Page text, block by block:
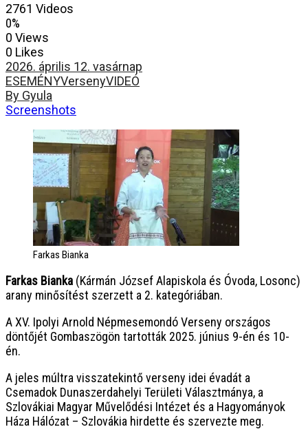
2761 Videos
0%
0 Views
0 Likes
2026. április 12. vasárnap
ESEMÉNYVersenyVIDEÓ
By Gyula
Screenshots
Farkas Bianka
Farkas Bianka (Kármán József Alapiskola és Óvoda, Losonc)
arany minősítést szerzett a 2. kategóriában.
A XV. Ipolyi Arnold Népmesemondó Verseny országos
döntőjét Gombaszögön tartották 2025. június 9-én és 10-
én.
A jeles múltra visszatekintő verseny idei évadát a
Csemadok Dunaszerdahelyi Területi Választmánya, a
Szlovákiai Magyar Művelődési Intézet és a Hagyományok
Háza Hálózat – Szlovákia hirdette és szervezte meg.